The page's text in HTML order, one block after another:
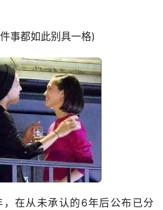
事都如此别具一格)
，在从未承认的6年后公布已分